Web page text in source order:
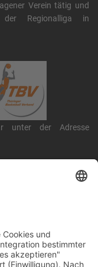
Verein tätig und
der Regionalliga in
unter der Adresse